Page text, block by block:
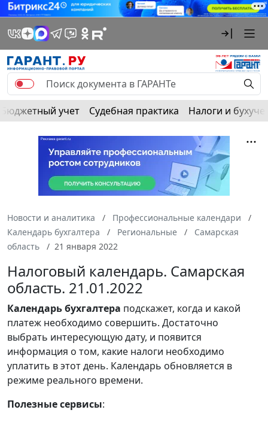
Бюджетный учет Судебная практика Налоги и
Новости и аналитика
Профессиональные календари
Календарь бухгалтера
Региональные
Самарская
область
21 января 2022
Налоговый календарь. Самарская
область. 21.01.2022
Календарьбухгалтера подскажет, когда и какой
платеж необходимо совершить. Достаточно
выбрать интересующую дату, и появится
информация о том, какие налоги необходимо
уплатить в этот день. Календарь обновляется в
режиме реального времени.
Полезные сервисы: